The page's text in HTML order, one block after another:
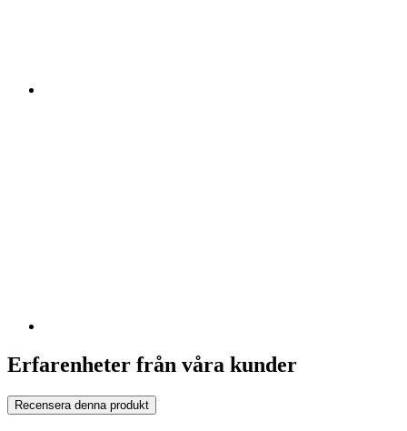
Erfarenheter från våra kunder
Recensera denna produkt